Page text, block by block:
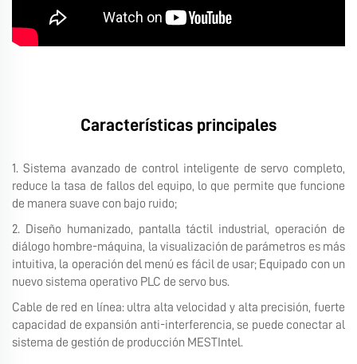
Características principales
1. Sistema avanzado de control inteligente de servo completo,
reduce la tasa de fallos del equipo, lo que permite que funcione
de manera suave con bajo ruido;
2. Diseño humanizado, pantalla táctil industrial, operación de
diálogo hombre-máquina, la visualización de parámetros es más
intuitiva, la operación del menú es fácil de usar; Equipado con un
nuevo sistema operativo PLC de servo bus.
Cable de red en línea: ultra alta velocidad y alta precisión, fuerte
capacidad de expansión anti-interferencia, se puede conectar al
sistema de gestión de producción MESTIntel.